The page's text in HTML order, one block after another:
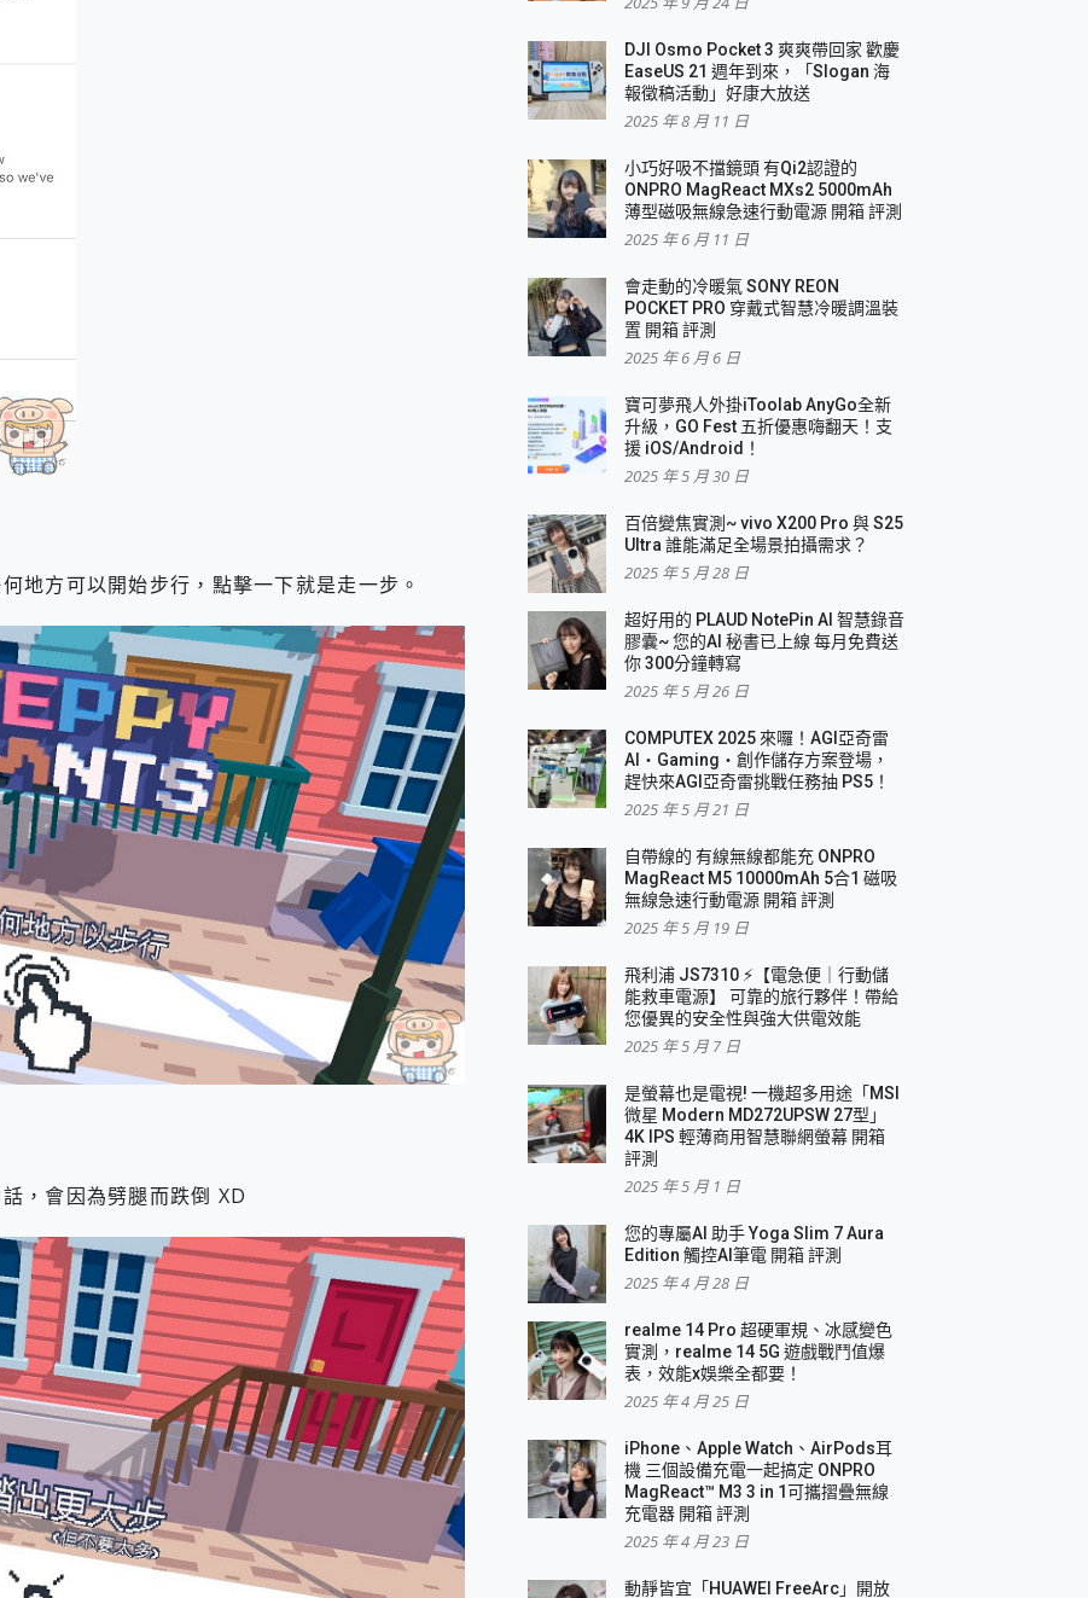
地方可以開始步行，點擊一下就是走一步。
，會因為劈腿而跌倒 XD
DJI Osmo Pocket 3 爽爽帶回家 歡慶
EaseUS 21 週年到來，「Slogan 海
報徵稿活動」好康大放送
2025 年 8 月 11 日
小巧好吸不擋鏡頭 有Qi2認證的
ONPRO MagReact MXs2 5000mAh
薄型磁吸無線急速行動電源 開箱 評測
2025 年 6 月 11 日
會走動的冷暖氣 SONY REON
POCKET PRO 穿戴式智慧冷暖調溫裝
置 開箱 評測
2025 年 6 月 6 日
寶可夢飛人外掛iToolab AnyGo全新
升級，GO Fest 五折優惠嗨翻天！支
援 iOS/Android！
2025 年 5 月 30 日
百倍變焦實測~ vivo X200 Pro 與 S25
Ultra 誰能滿足全場景拍攝需求？
2025 年 5 月 28 日
超好用的 PLAUD NotePin AI 智慧錄音
膠囊~ 您的AI 秘書已上線 每月免費送
你 300分鐘轉寫
2025 年 5 月 26 日
COMPUTEX 2025 來囉！AGI亞奇雷
AI・Gaming・創作儲存方案登場，
趕快來AGI亞奇雷挑戰任務抽 PS5！
2025 年 5 月 21 日
自帶線的 有線無線都能充 ONPRO
MagReact M5 10000mAh 5合1 磁吸
無線急速行動電源 開箱 評測
2025 年 5 月 19 日
飛利浦 JS7310 ⚡【電急便｜行動儲
能救車電源】 可靠的旅行夥伴！帶給
您優異的安全性與強大供電效能
2025 年 5 月 7 日
是螢幕也是電視! 一機超多用途「MSI
微星 Modern MD272UPSW 27型」
4K IPS 輕薄商用智慧聯網螢幕 開箱
評測
2025 年 5 月 1 日
您的專屬AI 助手 Yoga Slim 7 Aura
Edition 觸控AI筆電 開箱 評測
2025 年 4 月 28 日
realme 14 Pro 超硬軍規、冰感變色
實測，realme 14 5G 遊戲戰鬥值爆
表，效能x娛樂全都要！
2025 年 4 月 25 日
iPhone、Apple Watch、AirPods耳
機 三個設備充電一起搞定 ONPRO
MagReact™ M3 3 in 1可攜摺疊無線
充電器 開箱 評測
2025 年 4 月 23 日
動靜皆宜「HUAWEI FreeArc」開放